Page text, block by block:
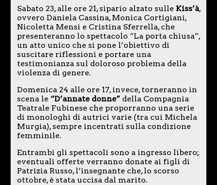
Sabato 23, alle ore 21, sipario alzato sulle Kiss’à,
ovvero Daniela Cassina, Monica Cortigiani,
Nicoletta Mensi e Cristina Sferrella, che
presenteranno lo spettacolo “La porta chiusa”,
un atto unico che si pone l’obiettivo di
suscitare riflessioni e portare una
testimonianza sul doloroso problema della
violenza di genere.
Domenica 24 alle ore 17, invece, torneranno in
scena le “D’annate donne”della Compagnia
Teatrale Fubinese che proporranno una serie
di monologhi di autrici varie (tra cui Michela
Murgia), sempre incentrati sulla condizione
femminile.
Entrambi gli spettacoli sono a ingresso libero;
eventuali offerte verranno donate ai figli di
Patrizia Russo, l’insegnante che, lo scorso
ottobre, è stata uccisa dal marito.